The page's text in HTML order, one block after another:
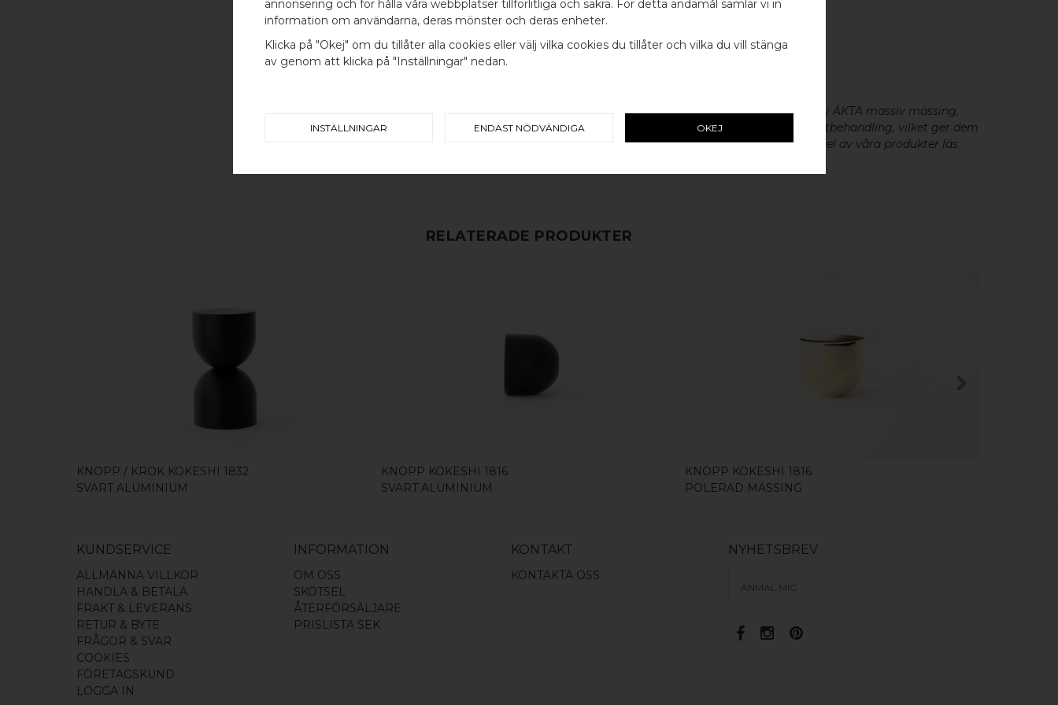
BB SWEDEN HARDWARE
Välj land / Choose country
INGÅR
SKRUV FÖR LUCKA: M4 X 20MM - 1 ST
100% ÄKTA METALL - Alla våra beslag är tillverkade av ÄKTA massiv mässing,
koppar, rostfritt stål eller aluminium utan metallisk ytbehandling, vilket ger dem
en väldigt lång livslängd och vacker patina. För skötsel av våra produkter läs
RELATERADE PRODUKTER
KÖP
KNOPP / KROK KOKESHI 1832
SVART ALUMINIUM
KNOPP KOKESHI 1816
SVART ALUMINIUM
KNOPP KOKESHI 1816
POLERAD MÄSSING
KUNDSERVICE
ALLMÄNNA VILLKOR
HANDLA & BETALA
FRAKT & LEVERANS
RETUR & BYTE
FRÅGOR & SVAR
COOKIES
FÖRETAGSKUND
LOGGA IN
INFORMATION
OM OSS
SKÖTSEL
ÅTERFÖRSÄLJARE
PRISLISTA SEK
KONTAKT
KONTAKTA OSS
NYHETSBREV
ANMÄL MIG
annonsering och för hålla våra webbplatser tillförlitliga och säkra. För detta ändamål samlar vi in
information om användarna, deras mönster och deras enheter.
Klicka på "Okej" om du tillåter alla cookies eller välj vilka cookies du tillåter och vilka du vill stänga
av genom att klicka på "Inställningar" nedan.
INSTÄLLNINGAR ENDAST NÖDVÄNDIGA OKEJ